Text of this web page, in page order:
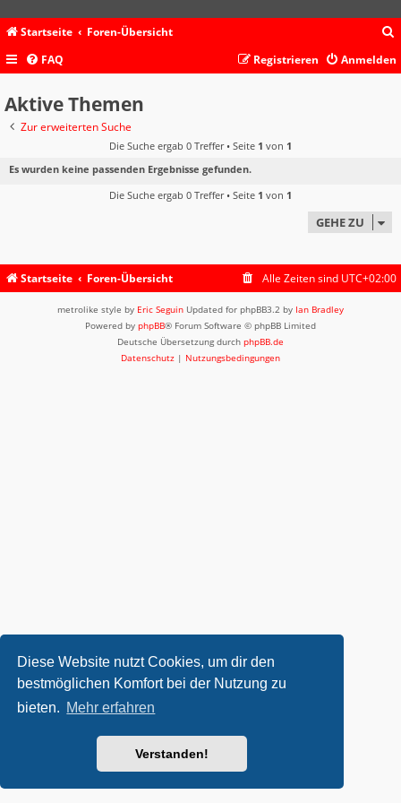
Diese Website nutzt Cookies, um dir den
bestmöglichen Komfort bei der Nutzung zu
bieten. Mehr erfahren
Verstanden!
Startseite Foren-Übersicht
c
FAQ Anmelden
Registrieren
Aktive Themen
Zur erweiterten Suche
Die Suche ergab 0 Treffer • Seite 1 von 1
Es wurden keine passenden Ergebnisse gefunden.
Die Suche ergab 0 Treffer • Seite 1 von 1
GEHE ZU
Startseite Foren-Übersicht Alle Zeiten sind UTC+02:00
metrolike style by Eric Seguin Updated for phpBB3.2 by Ian Bradley
Powered by phpBB® Forum Software © phpBB Limited
Deutsche Übersetzung durch phpBB.de
Datenschutz | Nutzungsbedingungen